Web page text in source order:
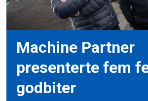
Machine Partner
presenterte fem
godbiter